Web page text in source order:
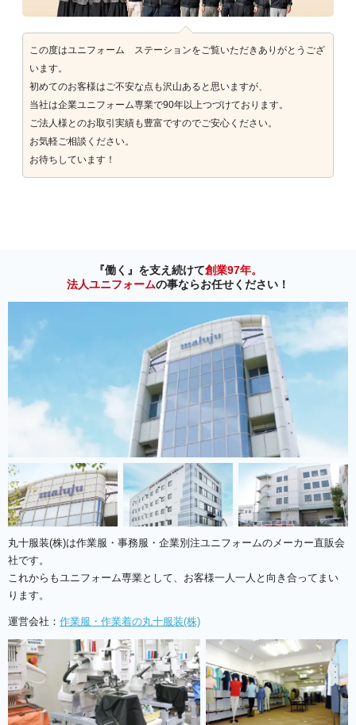
この度はユニフォーム ステーションをご覧いただきありがとうござ
います。
初めてのお客様はご不安な点も沢山あると思いますが、
当社は企業ユニフォーム専業で90年以上つづけております。
ご法人様とのお取引実績も豊富ですのでご安心ください。
お気軽ご相談ください。
お待ちしています！
『働く』を支え続けて創業97年。
法人ユニフォームの事ならお任せください！
丸十服装(株)は作業服・事務服・企業別注ユニフォームのメーカー直販会
社です。
これからもユニフォーム専業として、お客様一人一人と向き合ってまい
ります。
運営会社： 作業服・作業着の丸十服装(株)